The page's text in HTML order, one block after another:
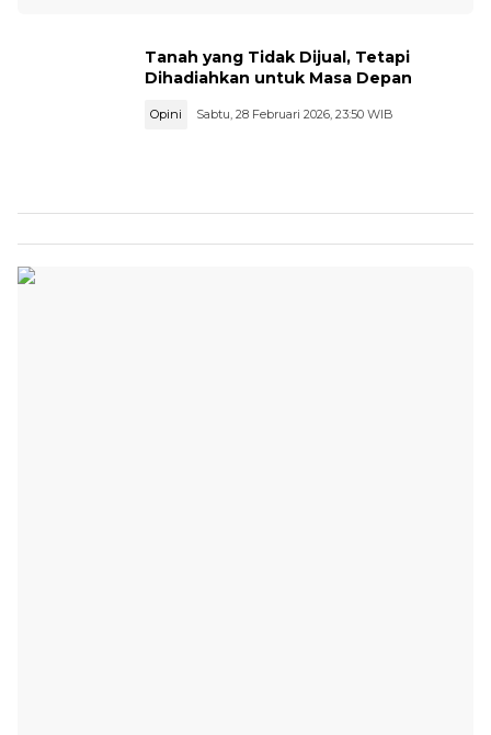
Tanah yang Tidak Dijual, Tetapi
Dihadiahkan untuk Masa Depan
Opini Sabtu, 28 Februari 2026, 23:50 WIB